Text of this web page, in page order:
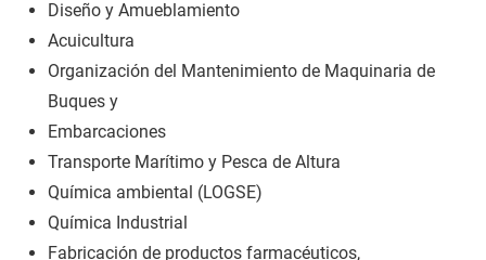
Diseño y Amueblamiento
Acuicultura
Organización del Mantenimiento de Maquinaria de
Buques y
Embarcaciones
Transporte Marítimo y Pesca de Altura
Química ambiental (LOGSE)
Química Industrial
Fabricación de productos farmacéuticos,